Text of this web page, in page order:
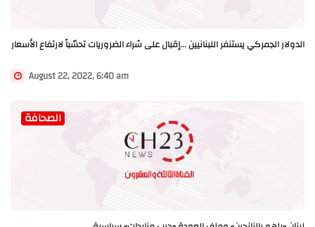
الدولار الجمركي يستنفر اللبنانيين ...إقبال على شراء الضروريات تحسّباً لارتفاع الأسعار
August 22, 2022, 6:40 am
الصحافة